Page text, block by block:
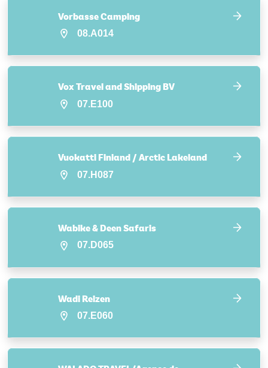
Vorbasse Camping
08.A014
Vox Travel and Shipping BV
07.E100
Vuokatti Finland / Arctic Lakeland
07.H087
Wabike & Deen Safaris
07.D065
Wadi Reizen
07.E060